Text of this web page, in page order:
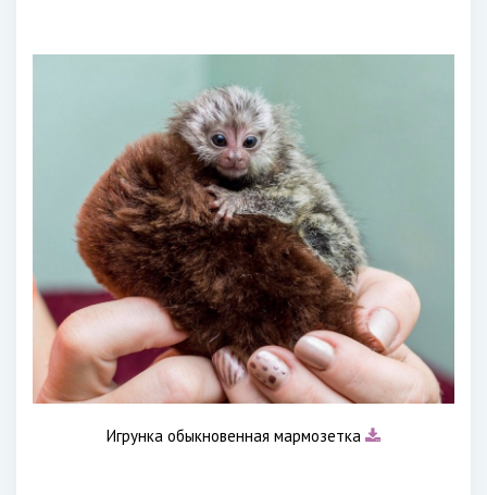
Игрунка обыкновенная мармозетка